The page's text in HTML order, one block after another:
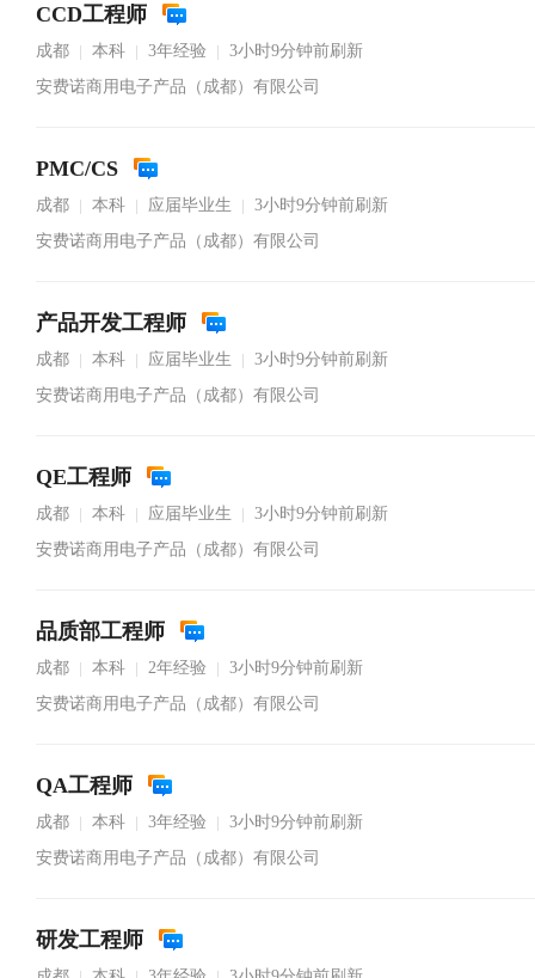
CCD工程师
成都 本科 3年经验
3小时9分钟前刷新
安费诺商用电子产品（成都）有限公司
PMC/CS
成都 本科 应届毕业生
3小时9分钟前刷新
安费诺商用电子产品（成都）有限公司
产品开发工程师
成都 本科 应届毕业生
3小时9分钟前刷新
安费诺商用电子产品（成都）有限公司
QE工程师
成都 本科 应届毕业生
3小时9分钟前刷新
安费诺商用电子产品（成都）有限公司
品质部工程师
成都 本科 2年经验
3小时9分钟前刷新
安费诺商用电子产品（成都）有限公司
QA工程师
成都 本科 3年经验
3小时9分钟前刷新
安费诺商用电子产品（成都）有限公司
研发工程师